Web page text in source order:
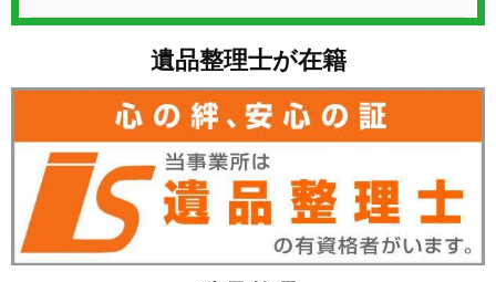
遺品整理士が在籍